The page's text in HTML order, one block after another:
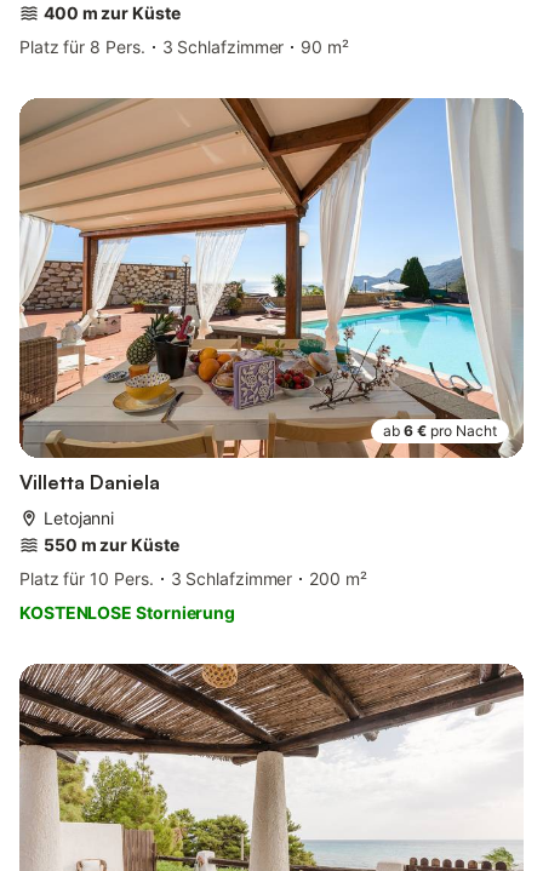
400 m zur Küste
Platz für 8 Pers.
3 Schlafzimmer 90 m²
ab 6 € pro Nacht
Villetta Daniela
Letojanni
550 m zur Küste
Platz für 10 Pers.
3 Schlafzimmer
200 m²
KOSTENLOSE Stornierung